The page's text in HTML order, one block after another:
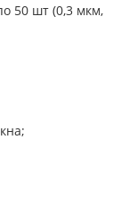
50 шт (0,3 мкм,